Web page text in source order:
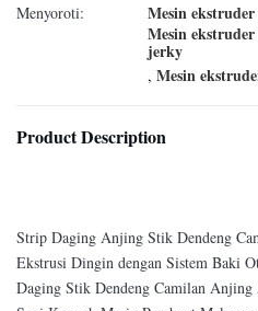
Menyoroti:
Mesin
Mesin
jerky
, Mesin
Product Description
Strip Daging Anjing Stik Dendeng
Ekstrusi Dingin dengan Sistem Baki
Daging Stik Dendeng Camilan